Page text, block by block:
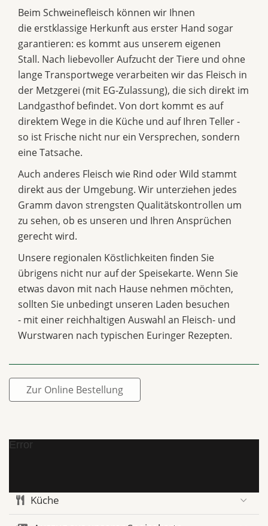
Beim Schweinefleisch können wir Ihnen
die erstklassige Herkunft aus erster Hand sogar
garantieren: es kommt aus unserem eigenen
Stall. Nach liebevoller Aufzucht der Tiere und ohne
lange Transportwege verarbeiten wir das Fleisch in
der Metzgerei (mit EG-Zulassung), die sich direkt im
Landgasthof befindet. Von dort kommt es auf
direktem Wege in die Küche und auf Ihren Teller -
so ist Frische nicht nur ein Versprechen, sondern
eine Tatsache.
Auch anderes Fleisch wie Rind oder Wild stammt
direkt aus der Umgebung. Wir unterziehen jedes
Gramm davon strengsten Qualitätskontrollen um
zu sehen, ob es unseren und Ihren Ansprüchen
gerecht wird.
Unsere regionalen Köstlichkeiten finden Sie
übrigens nicht nur auf der Speisekarte. Wenn Sie
etwas davon mit nach Hause nehmen möchten,
sollten Sie unbedingt unseren Laden besuchen
- mit einer reichhaltigen Auswahl an Fleisch- und
Wurstwaren nach typischen Euringer Rezepten.
Zur Online Bestellung
Error
Küche